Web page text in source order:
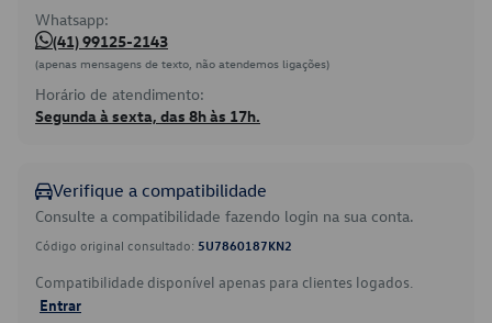
Whatsapp:
(41) 99125-2143
(apenas mensagens de texto, não atendemos ligações)
Horário de atendimento:
Segunda à sexta, das 8h às 17h.
Verifique a compatibilidade
Consulte a compatibilidade fazendo login na sua conta.
Código original consultado: 5U7860187KN2
Compatibilidade disponível apenas para clientes logados.
Entrar